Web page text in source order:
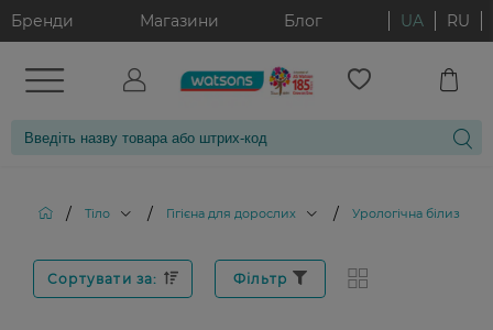
Бренди Магазини Блог UA RU
/ Тіло / Гігієна для дорослих / Урологічна білизна та
Сортувати за: Фільтр